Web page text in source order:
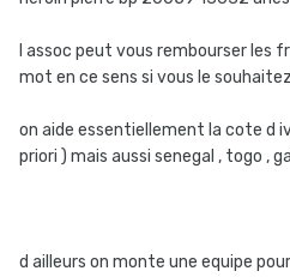
l assoc peut vous rembourser les
mot en ce sens si vous le
on aide essentiellement la cote d
priori ) mais aussi senegal , togo ,
d ailleurs on monte une equipe